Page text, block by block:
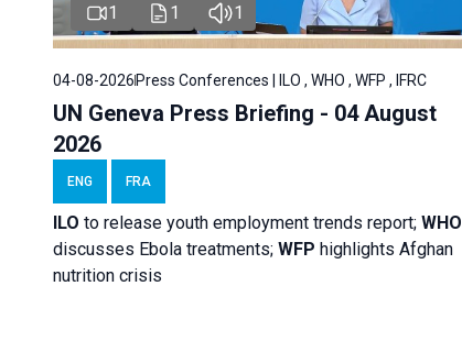
1 1 1
04-08-2026Press Conferences | ILO , WHO , WFP , IFRC
UN Geneva Press Briefing - 04 August
2026
ENG FRA
ILO to release youth employment trends report; WHO
discusses Ebola treatments; WFP highlights Afghan
nutrition crisis